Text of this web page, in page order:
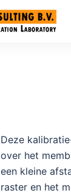
Deze
over het
een kleine
raster en het